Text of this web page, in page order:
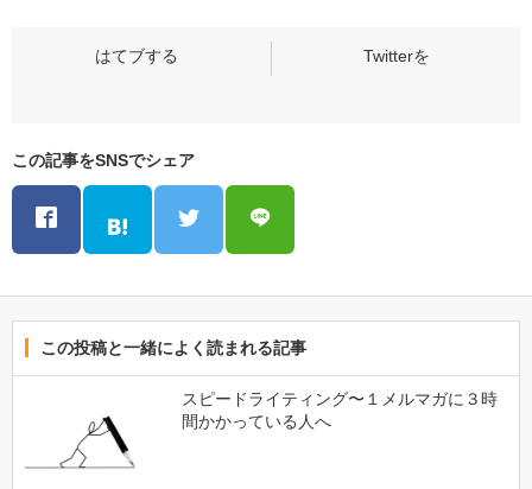
この記事をSNSでシェア
この投稿と一緒によく読まれる記事
スピードライティング〜１メルマガに３時
間かかっている人へ